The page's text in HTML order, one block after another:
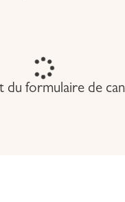
du formulaire de